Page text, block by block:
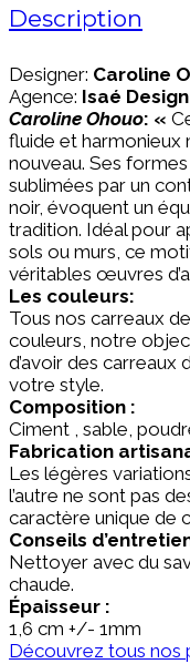
Description
Designer: Caroline
Agence: Isaé Design
Caroline Ohouo: «
fluide et harmonieux
nouveau. Ses
sublimées par un
noir, évoquent un
tradition. Idéal pour
sols ou murs, ce
véritables œuvres
Les couleurs:
Tous nos carreaux
couleurs, notre
d’avoir des
votre style.
Composition :
Ciment , sable,
Fabrication
Les légères
l’autre ne sont pas
caractère unique de
Conseils
Nettoyer avec du
chaude.
Épaisseur :
1,6 cm +/- 1mm
Découvrez tous nos